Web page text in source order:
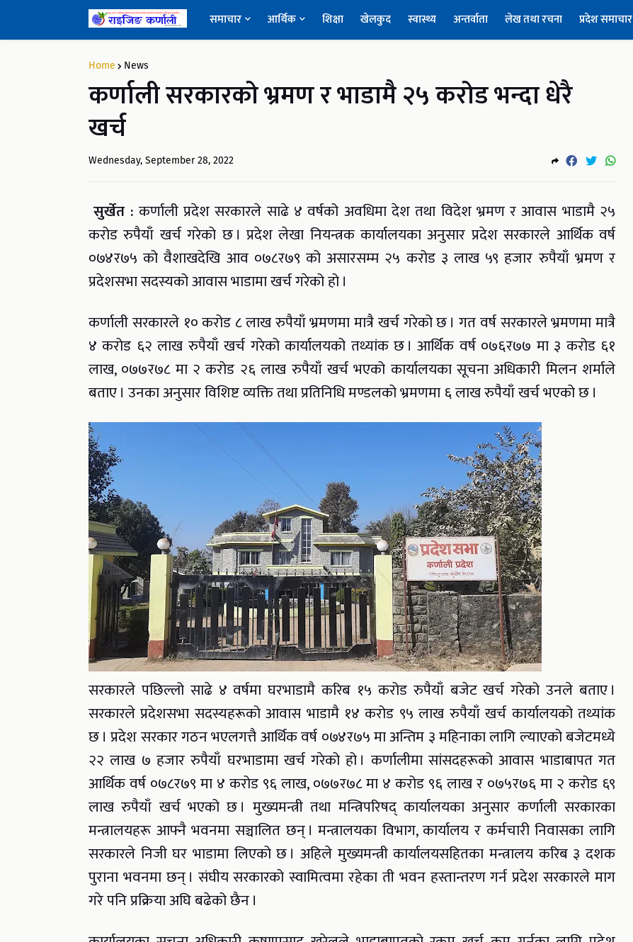
समाचार आर्थिक शिक्षा खेलकुद स्वास्थ्य अन्तर्वाता लेख तथा रचना प्रदेश समाचार
Home News
कर्णाली सरकारको भ्रमण र भाडामै २५ करोड भन्दा धेरै
खर्च
Wednesday, September 28, 2022
सुर्खेत : कर्णाली प्रदेश सरकारले साढे ४ वर्षको अवधिमा देश तथा विदेश भ्रमण र आवास भाडामै २५
करोड रुपैयाँ खर्च गरेको छ । प्रदेश लेखा नियन्त्रक कार्यालयका अनुसार प्रदेश सरकारले आर्थिक वर्ष
०७४र७५ को वैशाखदेखि आव ०७८र७९ को असारसम्म २५ करोड ३ लाख ५९ हजार रुपैयाँ भ्रमण र
प्रदेशसभा सदस्यको आवास भाडामा खर्च गरेको हो ।
कर्णाली सरकारले १० करोड ८ लाख रुपैयाँ भ्रमणमा मात्रै खर्च गरेको छ । गत वर्ष सरकारले भ्रमणमा मात्रै
४ करोड ६२ लाख रुपैयाँ खर्च गरेको कार्यालयको तथ्यांक छ । आर्थिक वर्ष ०७६र७७ मा ३ करोड ६१
लाख, ०७७र७८ मा २ करोड २६ लाख रुपैयाँ खर्च भएको कार्यालयका सूचना अधिकारी मिलन शर्माले
बताए । उनका अनुसार विशिष्ट व्यक्ति तथा प्रतिनिधि मण्डलको भ्रमणमा ६ लाख रुपैयाँ खर्च भएको छ ।
सरकारले पछिल्लो साढे ४ वर्षमा घरभाडामै करिब १५ करोड रुपैयाँ बजेट खर्च गरेको उनले बताए ।
सरकारले प्रदेशसभा सदस्यहरूको आवास भाडामै १४ करोड ९५ लाख रुपैयाँ खर्च कार्यालयको तथ्यांक
छ । प्रदेश सरकार गठन भएलगत्तै आर्थिक वर्ष ०७४र७५ मा अन्तिम ३ महिनाका लागि ल्याएको बजेटमध्ये
२२ लाख ७ हजार रुपैयाँ घरभाडामा खर्च गरेको हो । कर्णालीमा सांसदहरूको आवास भाडाबापत गत
आर्थिक वर्ष ०७८र७९ मा ४ करोड ९६ लाख, ०७७र७८ मा ४ करोड ९६ लाख र ०७५र७६ मा २ करोड ६९
लाख रुपैयाँ खर्च भएको छ । मुख्यमन्त्री तथा मन्त्रिपरिषद् कार्यालयका अनुसार कर्णाली सरकारका
मन्त्रालयहरू आफ्नै भवनमा सञ्चालित छन् । मन्त्रालयका विभाग, कार्यालय र कर्मचारी निवासका लागि
सरकारले निजी घर भाडामा लिएको छ । अहिले मुख्यमन्त्री कार्यालयसहितका मन्त्रालय करिब ३ दशक
पुराना भवनमा छन् । संघीय सरकारको स्वामित्वमा रहेका ती भवन हस्तान्तरण गर्न प्रदेश सरकारले माग
गरे पनि प्रक्रिया अघि बढेको छैन ।